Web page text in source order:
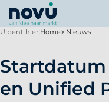
U bent hier:Home Nieuws
en Unified